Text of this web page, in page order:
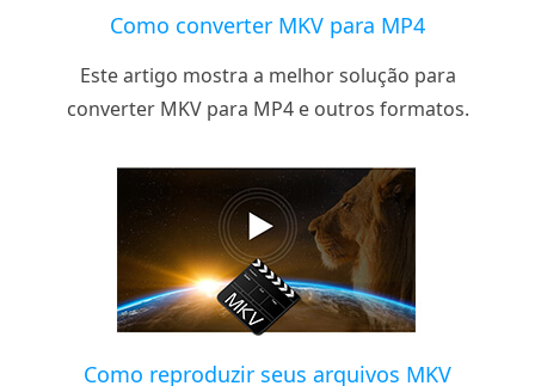
Como converter MKV para MP4
Este artigo mostra a melhor solução para
converter MKV para MP4 e outros formatos.
Como reproduzir seus arquivos MKV